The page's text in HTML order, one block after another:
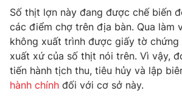
Thị trường
Góc doanh nghiệp
Truyền hình
Phim VTV
Hậu trường
Giải trí
Điện ảnh
Số thịt lợn này đang được chế biến
các điểm chợ trên địa bàn. Qua làm
không xuất trình được giấy tờ chứng
xuất xứ của số thịt nói trên. Vì vậy,
tiến hành tịch thu, tiêu hủy và lập
hành chính đối với cơ sở này.